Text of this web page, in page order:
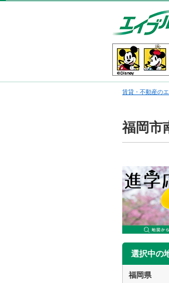
賃貸・不動産の
福岡市
選択中の
福岡県